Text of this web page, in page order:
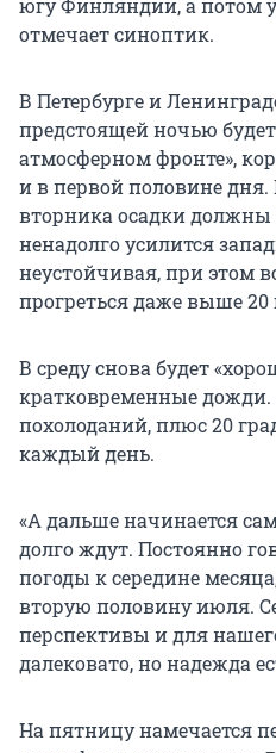
югу Финляндии, а потом
отмечает синоптик.
В Петербурге и
предстоящей ночью
атмосферном фронте»,
и в первой половине
вторника осадки должны
ненадолго усилится
неустойчивая, при этом
прогреться даже выше 20
В среду снова будет
кратковременные дожди.
похолоданий, плюс 20
каждый день.
«А дальше начинается
долго ждут. Постоянно
погоды к середине
вторую половину июля.
перспективы и для
далековато, но надежда
На пятницу намечается